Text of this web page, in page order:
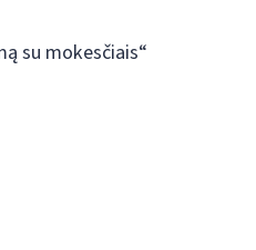
su mokesčiais“